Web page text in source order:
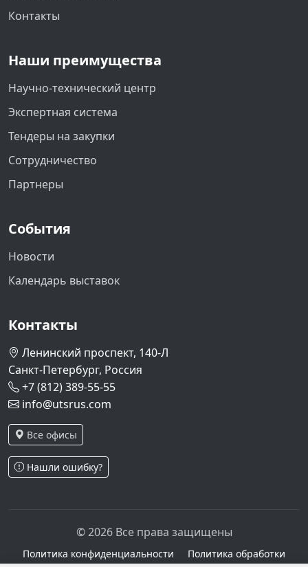
Контакты
Наши преимущества
Научно-технический центр
Экспертная система
Тендеры на закупки
Сотрудничество
Партнеры
События
Новости
Календарь выставок
Контакты
Ленинский проспект, 140-Л
Санкт-Петербург, Россия
+7 (812) 389-55-55
info@utsrus.com
Все офисы
Нашли ошибку?
© 2026 Все права защищены
Политика конфиденциальности
Политика обработки